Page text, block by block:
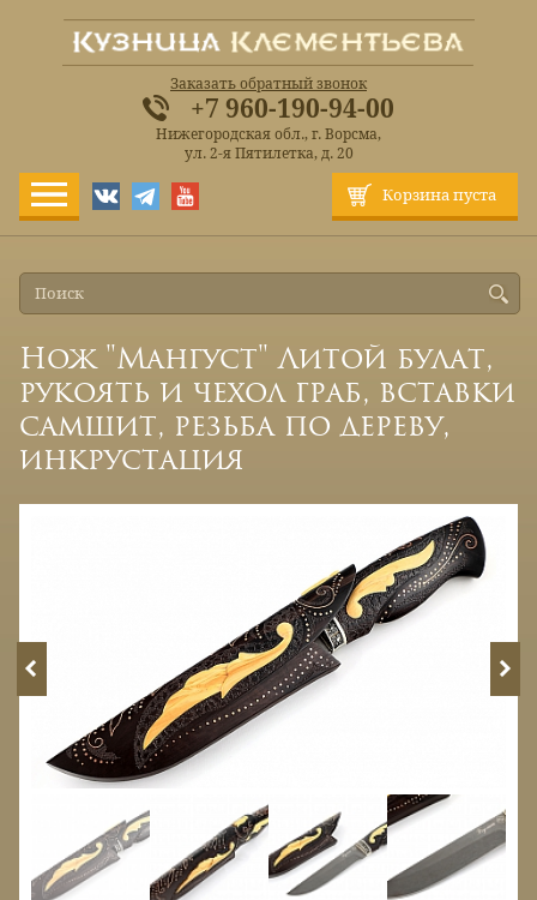
Корзина пуста
Заказать обратный звонок
+7 960-190-94-00
Нижегородская обл., г. Ворсма,
ул. 2-я Пятилетка, д. 20
Нож "Мангуст" Литой булат,
рукоять и чехол граб, вставки
самшит, резьба по дереву,
инкрустация